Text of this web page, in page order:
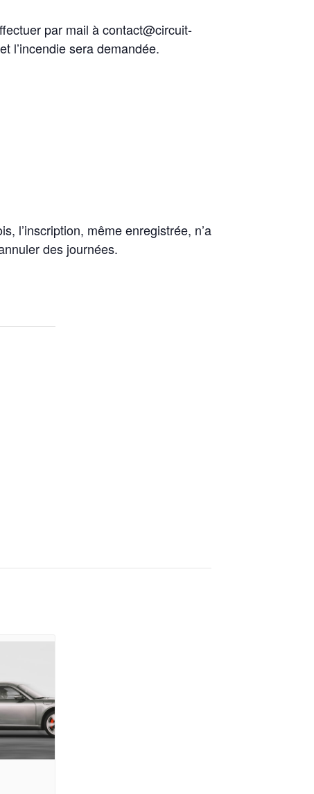
par mail à contact@circuit-
l’incendie sera demandée.
l’inscription, même enregistrée, n’a
des journées.